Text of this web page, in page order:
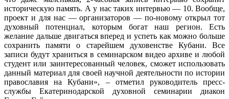
историческую память. А у нас таких интервью — 10. Вообще,
проект и для нас — организаторов — по-новому открыл тот
духовный потенциал, которым богат наш регион. Есть
желание дальше двигаться вперед и успеть как можно больше
сохранить памяти о старейшем духовенстве Кубани. Все
записи будут храниться в семинарском видео архиве и любой
студент или заинтересованный человек, сможет использовать
данный материал для своей научной деятельности по истории
православия на Кубани», – отметил руководитель пресс-
службы Екатеринодарской духовной семинарии диакон